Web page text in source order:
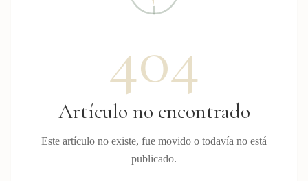
404
Artículo no encontrado
Este artículo no existe, fue movido o todavía no está
publicado.